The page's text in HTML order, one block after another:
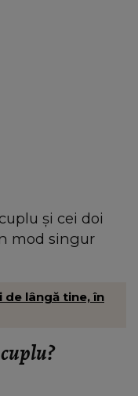
și cei doi
mod singur
lângă tine, în